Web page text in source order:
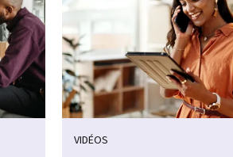
VIDÉOS